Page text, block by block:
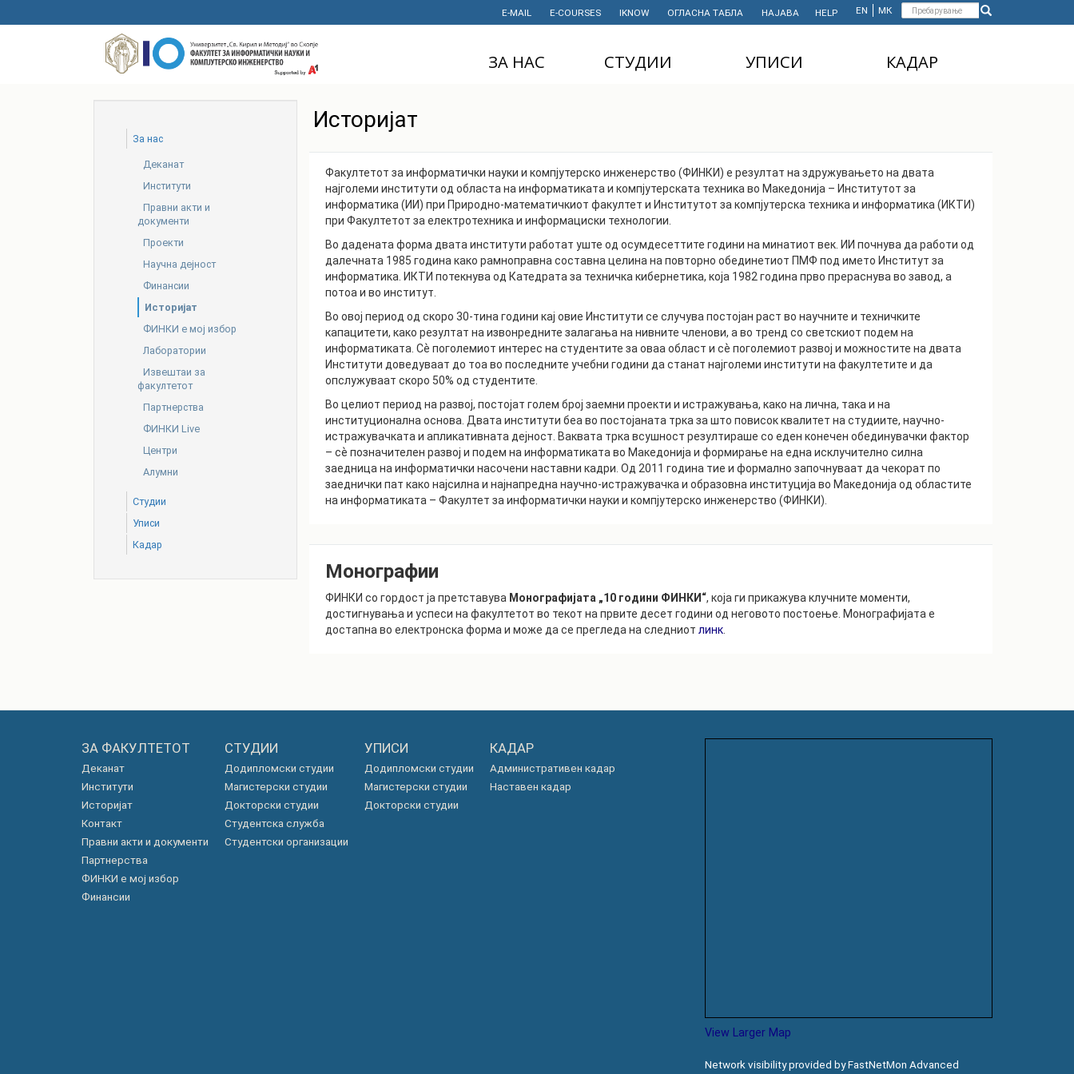
to
Форма
пребарување
Пребарување
EN МК
E-MAIL E-COURSES IKNOW ОГЛАСНА ТАБЛА НАЈАВА HELP
ЗА НАС
И ДОКУМЕНТИ
ПРОЕКТИ
ДЕЈНОСТ
ФИНАНСИИ
ИСТОРИЈАТ
ФИНКИ Е МОЈ
ИЗБОР
ЛАБОРАТОРИИ
ИЗВЕШТАИ ЗА
ФАКУЛТЕТОТ
ПАРТНЕРСТВА
ФИНКИ LIVE
СТУДИИ
ДОКТОРСКИ
СТУДИИ
И СТРУЧНИ ОБУКИ
СТУДЕНТСКА
СТУДЕНТСКИ
ОРГАНИЗАЦИИ
РАСПОРЕД НА
АКАДЕМСКИ
КАЛЕНДАР
ОДБРАНИ
РЕШЕНИЈА
ОДБРАНИ
УПИСИ
ДОКТОРСКИ СТУДИИ
STUDENTS
КАДАР
За нас
Деканат
Институти
Правни акти и
документи
Проекти
Научна дејност
Финансии
Историјат
ФИНКИ е мој избор
Лаборатории
Извештаи за
факултетот
Партнерства
ФИНКИ Live
Центри
Алумни
Студии
Уписи
Кадар
Историјат
Факултетот за информатички науки и компјутерско инженерство (ФИНКИ) е резултат на здружувањето на двата
најголеми институти од областа на информатиката и компјутерската техника во Македонија – Институтот за
информатика (ИИ) при Природно-математичкиот факултет и Институтот за компјутерска техника и информатика (ИКТИ)
при Факултетот за електротехника и информациски технологии.
Во дадената форма двата институти работат уште од осумдесеттите години на минатиот век. ИИ почнува да работи од
далечната 1985 година како рамноправна составна целина на повторно обединетиот ПМФ под името Институт за
информатика. ИКТИ потекнува од Катедрата за техничка кибернетика, која 1982 година прво прераснува во завод, а
потоа и во институт.
Во овој период од скоро 30-тина години кај овие Институти се случува постојан раст во научните и техничките
капацитети, како резултат на извонредните залагања на нивните членови, а во тренд со светскиот подем на
информатиката. Сѐ поголемиот интерес на студентите за оваа област и сѐ поголемиот развој и можностите на двата
Институти доведуваат до тоа во последните учебни години да станат најголеми институти на факултетите и да
опслужуваат скоро 50% од студентите.
Во целиот период на развој, постојат голем број заемни проекти и истражувања, како на лична, така и на
институционална основа. Двата институти беа во постојаната трка за што повисок квалитет на студиите, научно-
истражувачката и апликативната дејност. Ваквата трка всушност резултираше со еден конечен обединувачки фактор
– сѐ позначителен развој и подем на информатиката во Македонија и формирање на една исклучително силна
заедница на информатички насочени наставни кадри. Од 2011 година тие и формално започнуваат да чекорат по
заеднички пат како најсилна и најнапредна научно-истражувачка и образовна институција во Македонија од областите
на информатиката – Факултет за информатички науки и компјутерско инженерство (ФИНКИ).
Монографии
ФИНКИ со гордост ја претставува Монографијата „10 години ФИНКИ“, која ги прикажува клучните моменти,
достигнувања и успеси на факултетот во текот на првите десет години од неговото постоење. Монографијата е
достапна во електронска форма и може да се прегледа на следниот линк
ЗА ФАКУЛТЕТОТ
Деканат
Институти
Историјат
Контакт
Правни акти и документи
Партнерства
ФИНКИ е мој избор
Финансии
СТУДИИ
Додипломски студии
Магистерски студии
Докторски студии
Студентска служба
Студентски организации
УПИСИ
Додипломски студии
Магистерски студии
Докторски студии
КАДАР
Административен кадар
Наставен кадар
View Larger Map
Network visibility provided by FastNetMon Advanced